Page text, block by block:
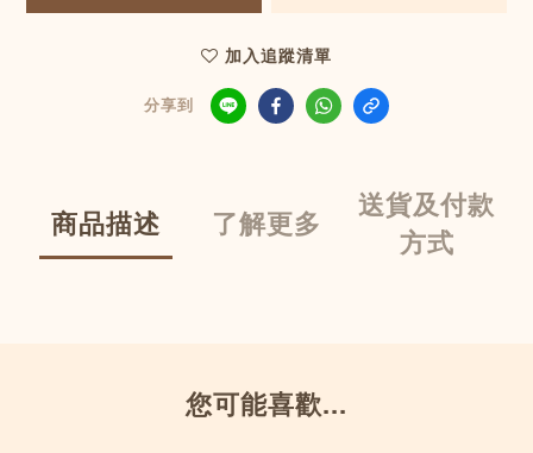
加入追蹤清單
分享到
商品描述 了解更多
送貨及付款
方式
您可能喜歡...